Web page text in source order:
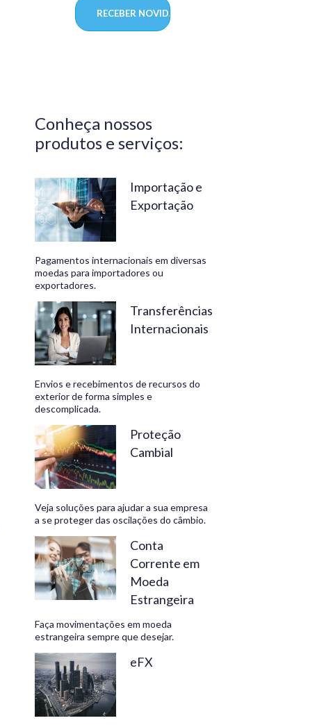
pelo
confiabilidade
e
são nossos
diferenciais.
Bank,
negócios
rentáveis
Conheça nossos
produtos e serviços:
Importação e
Exportação
Pagamentos internacionais em diversas
moedas para importadores ou
exportadores.
Transferências
Internacionais
Envios e recebimentos de recursos do
exterior de forma simples e
descomplicada.
Proteção
Cambial
Veja soluções para ajudar a sua empresa
a se proteger das oscilações do câmbio.
Conta
Corrente em
Moeda
Estrangeira
Faça movimentações em moeda
estrangeira sempre que desejar.
eFX